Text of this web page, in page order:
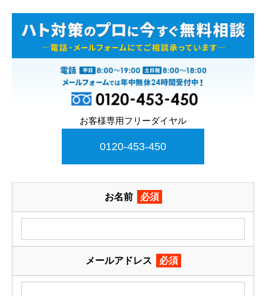
お客様専用フリーダイヤル
0120-453-450
お名前 必須
メールアドレス 必須